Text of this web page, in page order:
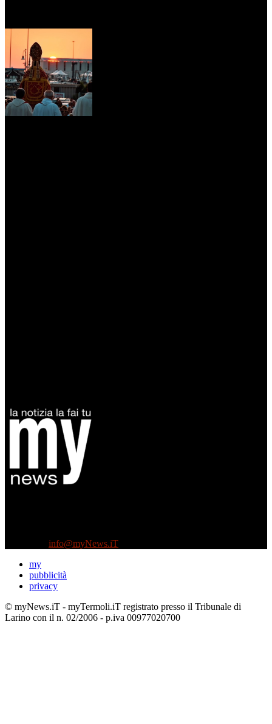
info@myNews.iT
my
pubblicità
privacy
© myNews.iT - myTermoli.iT registrato presso il Tribunale di
Larino con il n. 02/2006 - p.iva 00977020700